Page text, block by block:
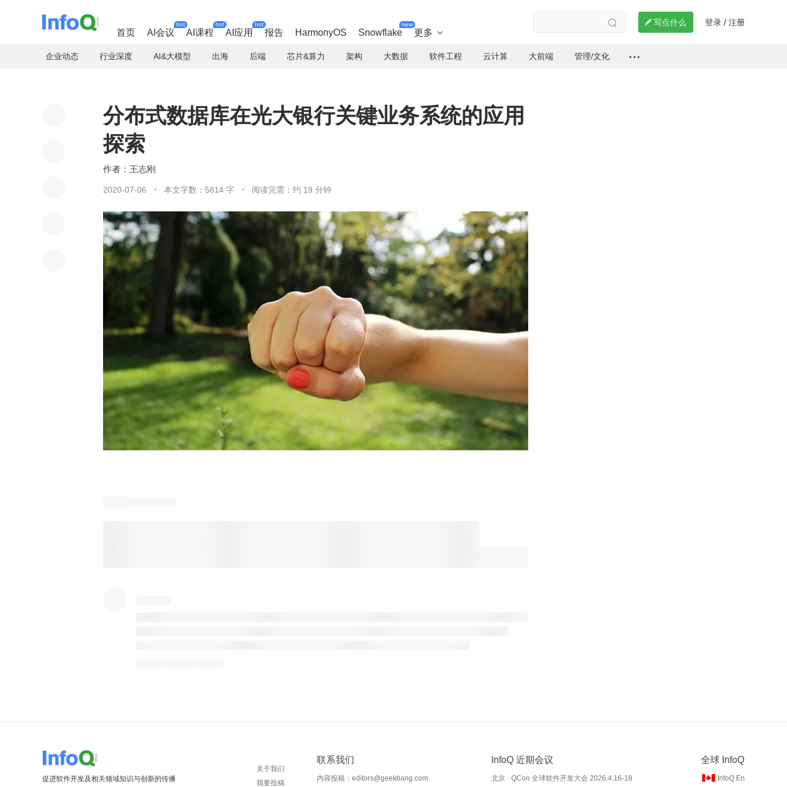
首页 AI会议
hot
AI课程
hot
AI应用
hot
报告 HarmonyOS Snowflake
new
更多 
  写点什么 登录 / 注册
企业动态 行业深度 AI&大模型 出海 后端 芯片&算力 架构 大数据 软件工程 云计算 大前端 管理/文化
分布式数据库在光大银行关键业务系统的应用
探索
王志刚
2020-07-06 本文字数：5814 字 阅读完需：约 19 分钟
促进软件开发及相关领域知识与创新的传播
关于我们
我要投稿
联系我们
内容投稿：editors@geekbang.com
InfoQ 近期会议
北京 · QCon 全球软件开发大会 2026.4.16-18
全球 InfoQ
InfoQ En